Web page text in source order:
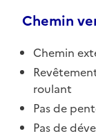
Chemin
Chemin
roulant
Pas de
Pas de